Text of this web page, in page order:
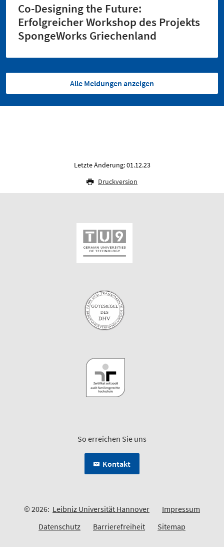
Co-Designing the Future:
Erfolgreicher Workshop des Projekts
SpongeWorks Griechenland
Alle Meldungen anzeigen
Letzte Änderung: 01.12.23
Druckversion
So erreichen Sie uns
Kontakt
© 2026: Leibniz Universität Hannover
Impressum
Datenschutz
Barrierefreiheit Sitemap